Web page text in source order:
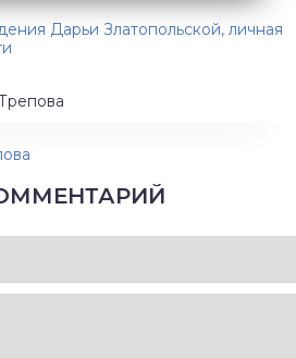
Дарьи Златопольской, личная